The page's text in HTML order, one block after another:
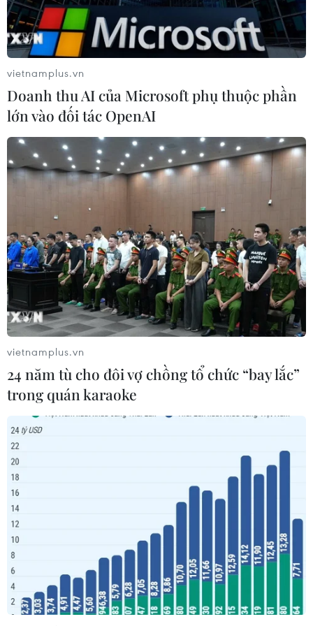
Những thành viên khoá học đầu tiên dành cho các nữ phi công
lái máy bay chiến đấu tại căn cứ không quân Trung Quốc ở Bắc
Kinh năm 2009. (Nguồn: AFP/TTXVN)
Nhật báo Quân Giải phóng Nhân dân Trung
Quốc (PLA) ngày 9/6 đưa tin trong năm nay,
Không quân PLA sẽ bắt đầu tuyển dụng một thế
hệ phi công nữ mới.
phi công của Không quân PLA cho biết 35 thí
sinh sẽ được lựa chọn từ các trường trung học ở
31 tỉnh, thành phố và khu tự trị.
[Nữ phi công đầu tiên lái chiến đấu cơ J-10
của Trung Quốc tử nạn]
Theo báo trên, văn phòng trên sẽ chọn các ứng
viên dự tuyển có năm sinh trong giai đoạn từ
ngày 31/8/1997-31/8/2000, có chiều cao từ 1,65-
1,85m cùng nhiều yêu cầu thị lực khác. Các tân
binh được lựa chọn này sẽ tiếp tục trở thành các
phi công nữ thế hệ thứ 11 của PLA.
vietnamplus.vn
Doanh thu AI của Microsoft phụ thuộc phần
lớn vào đối tác OpenAI
vietnamplus.vn
24 năm tù cho đôi vợ chồng tổ chức “bay lắc”
trong quán karaoke